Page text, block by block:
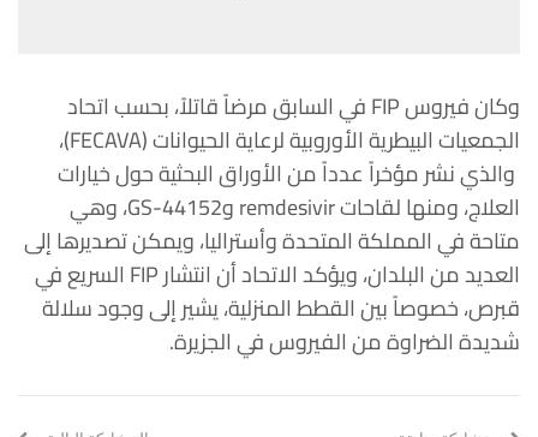
وكان فيروس FIP في السابق مرضاً قاتلاً، بحسب اتحاد
الجمعيات البيطرية الأوروبية لرعاية الحيوانات (FECAVA)،
والذي نشر مؤخراً عدداً من الأوراق البحثية حول خيارات
العلاج، ومنها لقاحات remdesivir وGS-44152، وهي
متاحة في المملكة المتحدة وأستراليا، ويمكن تصديرها إلى
العديد من البلدان، ويؤكد الاتحاد أن انتشار FIP السريع في
قبرص، خصوصاً بين القطط المنزلية، يشير إلى وجود سلالة
شديدة الضراوة من الفيروس في الجزيرة.